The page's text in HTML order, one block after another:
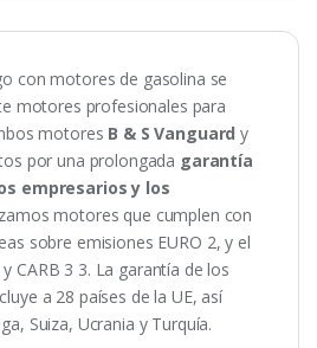
con motores de gasolina se
motores profesionales para
motores B & S Vanguard y
por una prolongada garantía
empresarios y los
motores que cumplen con
sobre emisiones EURO 2, y el
CARB 3 3. La garantía de los
a 28 países de la UE, así
Suiza, Ucrania y Turquía.